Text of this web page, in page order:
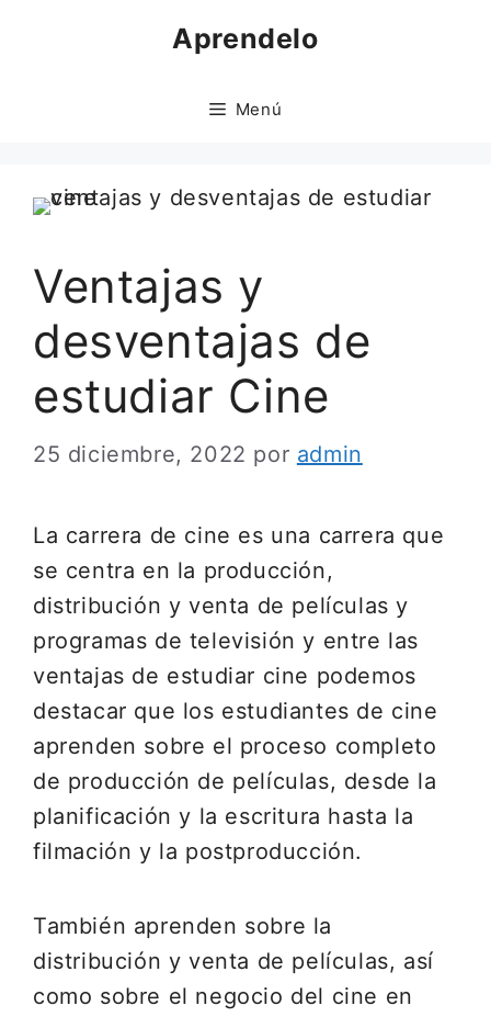
Aprendelo
Menú
Ventajas y
desventajas de
estudiar Cine
25 diciembre, 2022 por admin
La carrera de cine es una carrera que
se centra en la producción,
distribución y venta de películas y
programas de televisión y entre las
ventajas de estudiar cine podemos
destacar que los estudiantes de cine
aprenden sobre el proceso completo
de producción de películas, desde la
planificación y la escritura hasta la
filmación y la postproducción.
También aprenden sobre la
distribución y venta de películas, así
como sobre el negocio del cine en